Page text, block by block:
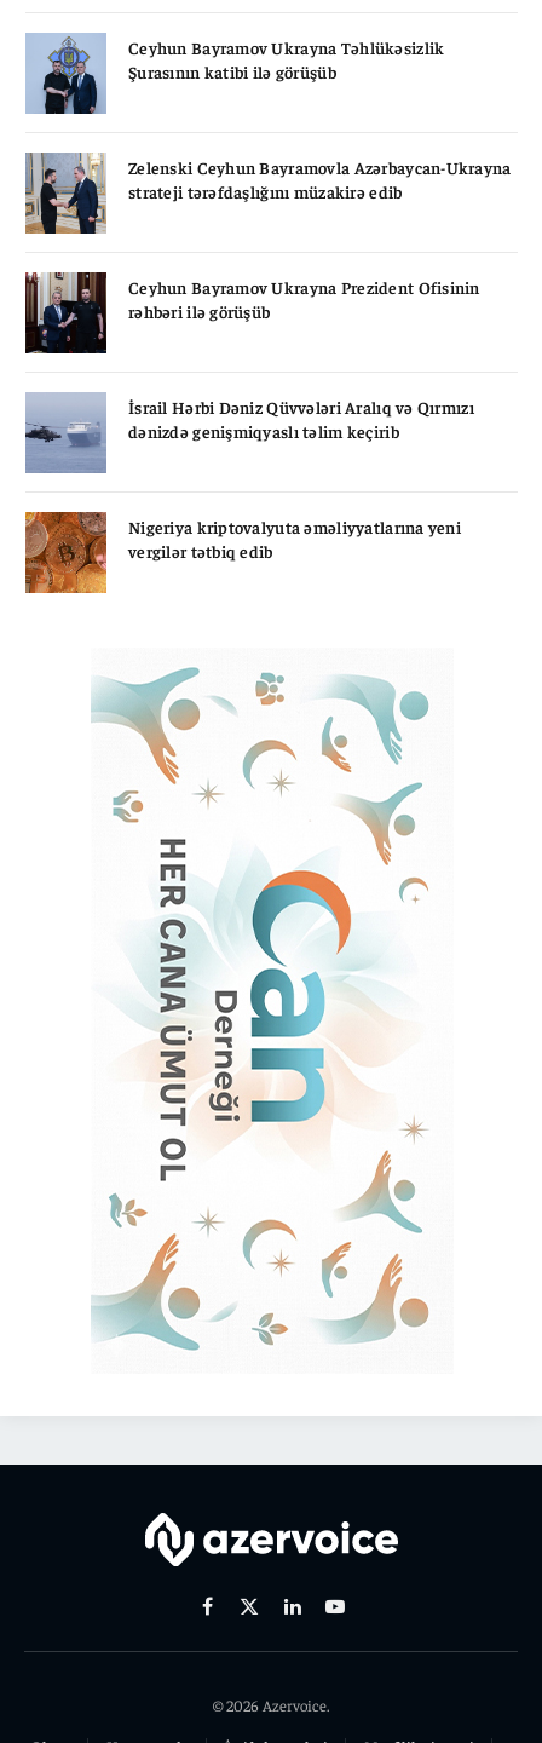
Ceyhun Bayramov Ukrayna Təhlükəsizlik
Şurasının katibi ilə görüşüb
Zelenski Ceyhun Bayramovla Azərbaycan-Ukrayna
strateji tərəfdaşlığını müzakirə edib
Ceyhun Bayramov Ukrayna Prezident Ofisinin
rəhbəri ilə görüşüb
İsrail Hərbi Dəniz Qüvvələri Aralıq və Qırmızı
dənizdə genişmiqyaslı təlim keçirib
Nigeriya kriptovalyuta əməliyyatlarına yeni
vergilər tətbiq edib
Facebook
X
LinkedinYoutube
© 2026 Azervoice.